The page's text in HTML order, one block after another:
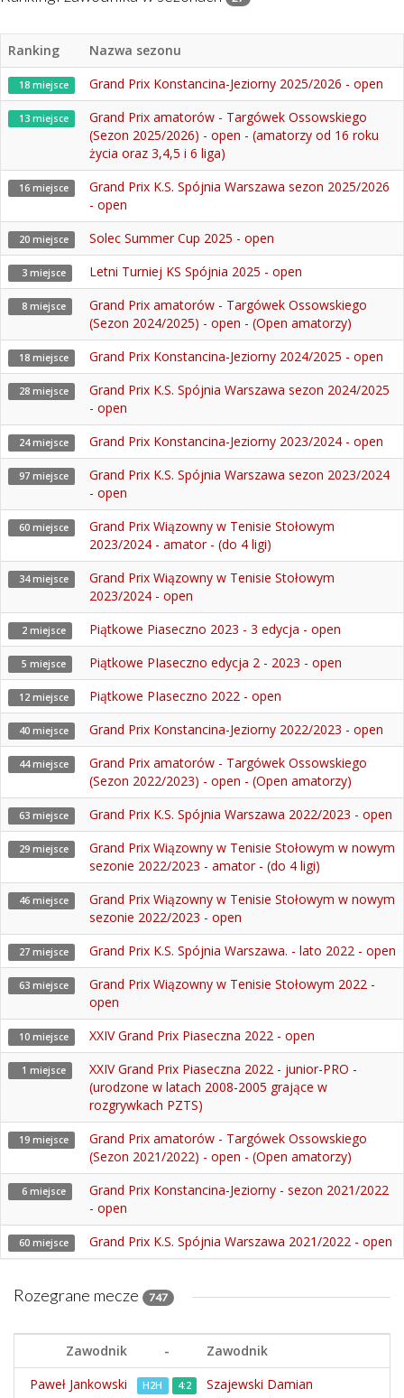
Ranking Nazwa sezonu
18 miejsce Grand Prix Konstancina-Jeziorny 2025/2026 - open
13 miejsce
Grand Prix amatorów - Targówek Ossowskiego
(Sezon 2025/2026) - open - (amatorzy od 16 roku
życia oraz 3,4,5 i 6 liga)
16 miejsce
Grand Prix K.S. Spójnia Warszawa sezon 2025/2026
- open
20 miejsce Solec Summer Cup 2025 - open
3 miejsce Letni Turniej KS Spójnia 2025 - open
8 miejsce
Grand Prix amatorów - Targówek Ossowskiego
(Sezon 2024/2025) - open - (Open amatorzy)
18 miejsce Grand Prix Konstancina-Jeziorny 2024/2025 - open
28 miejsce
Grand Prix K.S. Spójnia Warszawa sezon 2024/2025
- open
24 miejsce Grand Prix Konstancina-Jeziorny 2023/2024 - open
97 miejsce
Grand Prix K.S. Spójnia Warszawa sezon 2023/2024
- open
60 miejsce
Grand Prix Wiązowny w Tenisie Stołowym
2023/2024 - amator - (do 4 ligi)
34 miejsce
Grand Prix Wiązowny w Tenisie Stołowym
2023/2024 - open
2 miejsce Piątkowe Piaseczno 2023 - 3 edycja - open
5 miejsce Piątkowe PIaseczno edycja 2 - 2023 - open
12 miejsce Piątkowe PIaseczno 2022 - open
40 miejsce Grand Prix Konstancina-Jeziorny 2022/2023 - open
44 miejsce
Grand Prix amatorów - Targówek Ossowskiego
(Sezon 2022/2023) - open - (Open amatorzy)
63 miejsce Grand Prix K.S. Spójnia Warszawa 2022/2023 - open
29 miejsce
Grand Prix Wiązowny w Tenisie Stołowym w nowym
sezonie 2022/2023 - amator - (do 4 ligi)
46 miejsce
Grand Prix Wiązowny w Tenisie Stołowym w nowym
sezonie 2022/2023 - open
27 miejsce Grand Prix K.S. Spójnia Warszawa. - lato 2022 - open
63 miejsce
Grand Prix Wiązowny w Tenisie Stołowym 2022 -
open
10 miejsce XXIV Grand Prix Piaseczna 2022 - open
1 miejsce
XXIV Grand Prix Piaseczna 2022 - junior-PRO -
(urodzone w latach 2008-2005 grające w
rozgrywkach PZTS)
19 miejsce
Grand Prix amatorów - Targówek Ossowskiego
(Sezon 2021/2022) - open - (Open amatorzy)
6 miejsce
Grand Prix Konstancina-Jeziorny - sezon 2021/2022
- open
60 miejsce Grand Prix K.S. Spójnia Warszawa 2021/2022 - open
Rozegrane mecze 747
Zawodnik -
Zawodnik
Paweł Jankowski
H2H 4:2 Szajewski Damian